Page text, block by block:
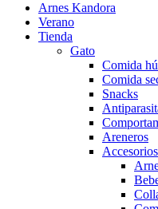
Arnes Kandora
Verano
Tienda
Gato
Comida
Comida
Snacks
Areneros
Accesorios